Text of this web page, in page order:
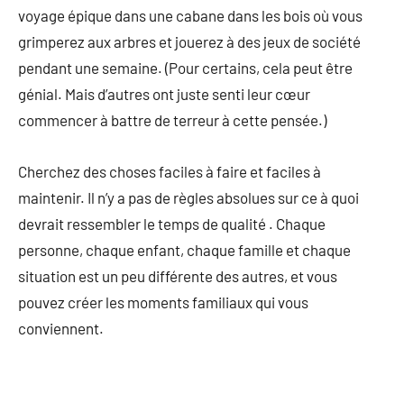
voyage épique dans une cabane dans les bois où vous
grimperez aux arbres et jouerez à des jeux de société
pendant une semaine. (Pour certains, cela peut être
génial. Mais d’autres ont juste senti leur cœur
commencer à battre de terreur à cette pensée.)
Cherchez des choses faciles à faire et faciles à
maintenir. Il n’y a pas de règles absolues sur ce à quoi
devrait ressembler le temps de qualité . Chaque
personne, chaque enfant, chaque famille et chaque
situation est un peu différente des autres, et vous
pouvez créer les moments familiaux qui vous
conviennent.